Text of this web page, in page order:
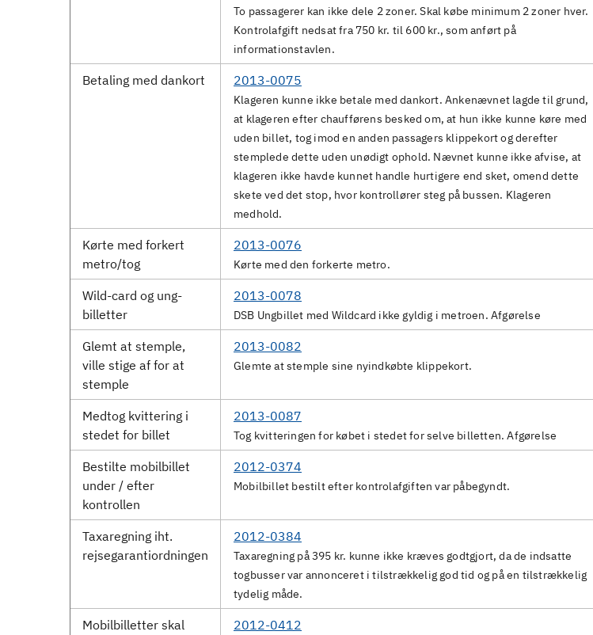
To passagerer kan ikke dele 2 zoner. Skal købe minimum 2 zoner hver.
Kontrolafgift nedsat fra 750 kr. til 600 kr., som anført på
informationstavlen.
Betaling med dankort 2013-0075
Klageren kunne ikke betale med dankort. Ankenævnet lagde til grund,
at klageren efter chaufførens besked om, at hun ikke kunne køre med
uden billet, tog imod en anden passagers klippekort og derefter
stemplede dette uden unødigt ophold. Nævnet kunne ikke afvise, at
klageren ikke havde kunnet handle hurtigere end sket, omend dette
skete ved det stop, hvor kontrollører steg på bussen. Klageren
medhold.
Kørte med forkert
metro/tog
2013-0076
Kørte med den forkerte metro.
Wild-card og ung-
billetter
2013-0078
DSB Ungbillet med Wildcard ikke gyldig i metroen. Afgørelse
Glemt at stemple,
ville stige af for at
stemple
2013-0082
Glemte at stemple sine nyindkøbte klippekort.
Medtog kvittering i
stedet for billet
2013-0087
Tog kvitteringen for købet i stedet for selve billetten. Afgørelse
Bestilte mobilbillet
under / efter
kontrollen
2012-0374
Mobilbillet bestilt efter kontrolafgiften var påbegyndt.
Taxaregning iht.
rejsegarantiordningen
2012-0384
Taxaregning på 395 kr. kunne ikke kræves godtgjort, da de indsatte
togbusser var annonceret i tilstrækkelig god tid og på en tilstrækkelig
tydelig måde.
Mobilbilletter skal
2012-0412